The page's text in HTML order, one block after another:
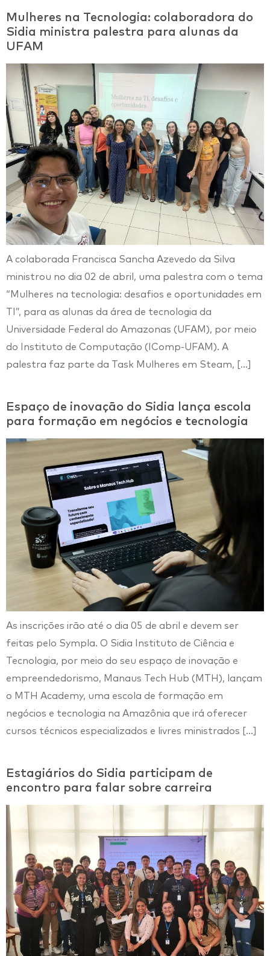
Mulheres na Tecnologia: colaboradora do
Sidia ministra palestra para alunas da
UFAM
A colaborada Francisca Sancha Azevedo da Silva
ministrou no dia 02 de abril, uma palestra com o tema
“Mulheres na tecnologia: desafios e oportunidades em
TI”, para as alunas da área de tecnologia da
Universidade Federal do Amazonas (UFAM), por meio
do Instituto de Computação (IComp-UFAM). A
palestra faz parte da Task Mulheres em Steam, […]
Espaço de inovação do Sidia lança escola
para formação em negócios e tecnologia
As inscrições irão até o dia 05 de abril e devem ser
feitas pelo Sympla. O Sidia Instituto de Ciência e
Tecnologia, por meio do seu espaço de inovação e
empreendedorismo, Manaus Tech Hub (MTH), lançam
o MTH Academy, uma escola de formação em
negócios e tecnologia na Amazônia que irá oferecer
cursos técnicos especializados e livres ministrados […]
Estagiários do Sidia participam de
encontro para falar sobre carreira